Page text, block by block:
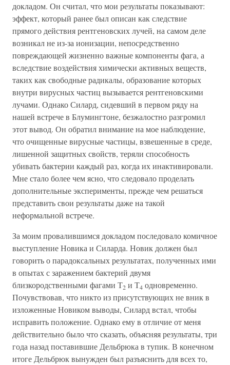
докладом. Он считал, что мои результаты показывают:
эффект, который ранее был описан как следствие
прямого действия рентгеновских лучей, на самом деле
возникал не из-за ионизации, непосредственно
повреждающей жизненно важные компоненты фага, а
вследствие воздействия химически активных веществ,
таких как свободные радикалы, образование которых
внутри вирусных частиц вызывается рентгеновскими
лучами. Однако Силард, сидевший в первом ряду на
нашей встрече в Блумингтоне, безжалостно разгромил
этот вывод. Он обратил внимание на мое наблюдение,
что очищенные вирусные частицы, взвешенные в среде,
лишенной защитных свойств, теряли способность
убивать бактерии каждый раз, когда их инактивировали.
Мне стало более чем ясно, что следовало проделать
дополнительные эксперименты, прежде чем решаться
представить свои результаты даже на такой
неформальной встрече.
За моим провалившимся докладом последовало комичное
выступление Новика и Силарда. Новик должен был
говорить о парадоксальных результатах, полученных ими
в опытах с заражением бактерий двумя
близкородственными фагами Т2 и Т4 одновременно.
Почувствовав, что никто из присутствующих не вник в
изложенные Новиком выводы, Силард встал, чтобы
исправить положение. Однако ему в отличие от меня
действительно было что сказать, объясняя результаты, три
года назад поставившие Дельбрюка в тупик. В конечном
итоге Дельбрюк вынужден был разъяснить для всех то,